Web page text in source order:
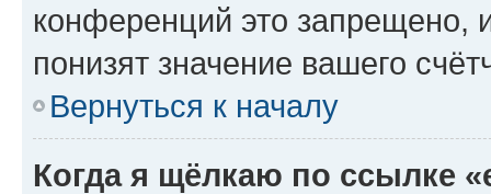
конференций это запрещено,
понизят значение вашего
Вернуться к началу
Когда я щёлкаю по ссылке